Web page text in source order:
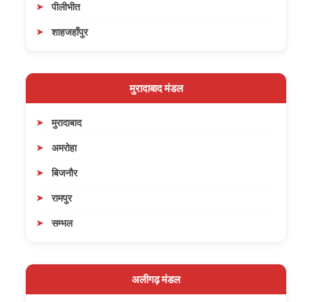
पीलीभीत
शाहजहाँपुर
मुरादाबाद मंडल
मुरादाबाद
अमरोहा
बिजनौर
रामपुर
सम्भल
अलीगढ़ मंडल